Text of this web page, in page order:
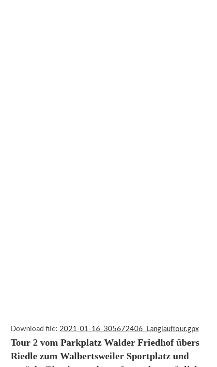
Download file:2021-01-16_305672406_Langlauftour.gpx
Tour 2 vom Parkplatz Walder Friedhof übers
Riedle zum Walbertsweiler Sportplatz und